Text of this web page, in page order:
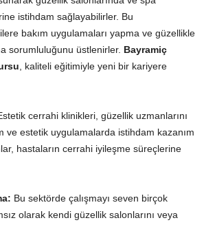
istihdam sağlayabilirler. Bu
bakım uygulamaları yapma ve güzellikle
sorumluluğunu üstlenirler. Bayramiç
, kaliteli eğitimiyle yeni bir kariyere
cerrahi klinikleri, güzellik uzmanlarını
ve estetik uygulamalarda istihdam kazanım
hastaların cerrahi iyileşme süreçlerine
Bu sektörde çalışmayı seven birçok
olarak kendi güzellik salonlarını veya